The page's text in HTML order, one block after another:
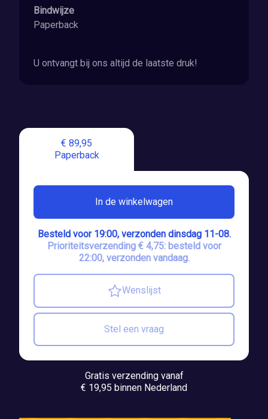
€ 89,95
Paperback
In de winkelwagen
Besteld voor 19:00, verzonden dinsdag 11-08.
Prioriteitsverzending € 4,75: besteld voor
22:00, verzonden vandaag.
Wenslijst
Stel een vraag
Gratis verzending vanaf
€ 19,95 binnen Nederland
Bindwijze
Paperback
U ontvangt bij ons altijd de laatste druk!